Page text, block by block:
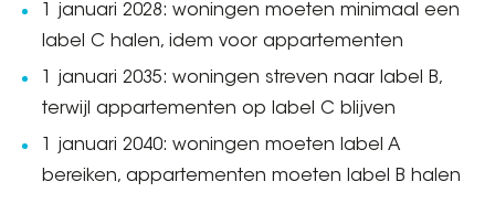
1 januari 2028: woningen moeten minimaal een
label C halen, idem voor appartementen
1 januari 2035: woningen streven naar label B,
terwijl appartementen op label C blijven
1 januari 2040: woningen moeten label A
bereiken, appartementen moeten label B halen